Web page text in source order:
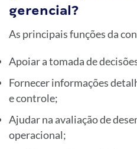
gerencial?
As principais funções da
Apoiar a tomada de
Fornecer informações
e controle;
Ajudar na avaliação de
operacional;